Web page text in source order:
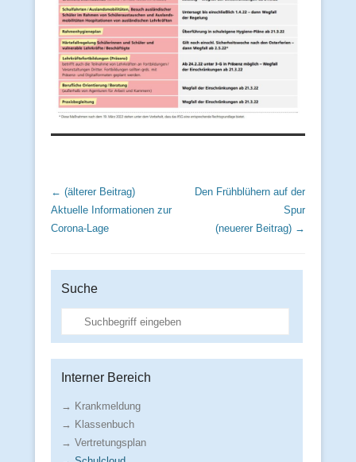
Beitrags Übersicht
← (älterer Beitrag)
Aktuelle Informationen zur
Corona-Lage
Den Frühblühern auf der
Spur
(neuerer Beitrag) →
Suche
Suche
Interner Bereich
→ Krankmeldung
→ Klassenbuch
→ Vertretungsplan